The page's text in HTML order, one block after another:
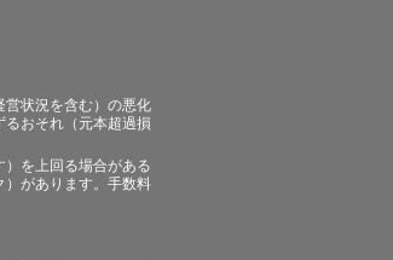
営状況を含む）の悪化
おそれ（元本超過損
を上回る場合がある
）があります。手数料